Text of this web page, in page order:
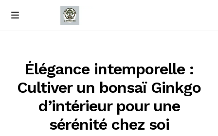
Passer
Passer
M
À propos de nous
Contact
Élégance intemporelle :
Cultiver un bonsaï Ginkgo
d’intérieur pour une
sérénité chez soi